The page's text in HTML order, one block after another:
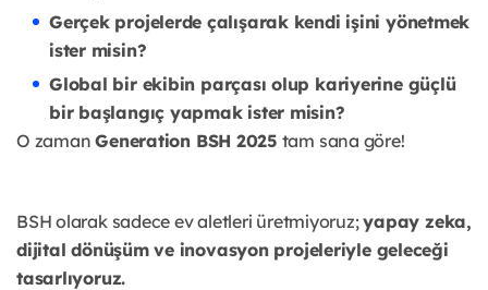
Gerçek projelerde çalışarak kendi işini yönetmek
ister misin?
Global bir ekibin parçası olup kariyerine güçlü
bir başlangıç yapmak ister misin?
O zamanGeneration BSH 2025 tam sana göre!
BSH olarak sadece ev aletleri üretmiyoruz;yapay zeka,
dijital dönüşüm ve inovasyon projeleriyle geleceği
tasarlıyoruz.